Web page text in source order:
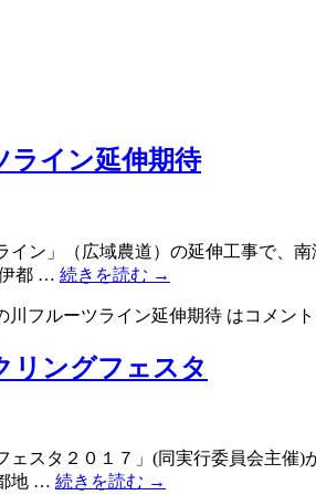
ライン延伸期待
ン」（広域農道）の延伸工事で、
都 … 続きを読む →
川フルーツライン延伸期待 はコメン
リングフェスタ
スタ２０１７」(同実行委員会主
地 … 続きを読む →